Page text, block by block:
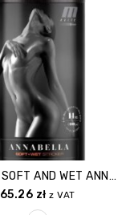
M ELITE SOFT AND WET ANNABELLA BEIGE
65.26 zł z VAT